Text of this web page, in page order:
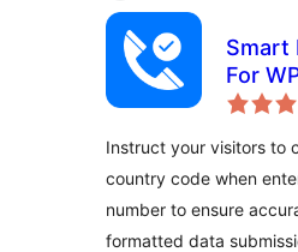
Smart
For
Instruct your visitors to
country code when
number to ensure
formatted data